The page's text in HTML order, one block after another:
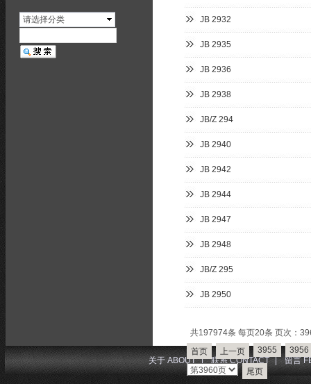
请选择分类 JB 2932
JB 2935
JB 2936
JB 2938
JB/Z 294
JB 2940
JB 2942
JB 2944
JB 2947
JB 2948
JB/Z 295
JB 2950
共197974条 每页20条 页次：
首页
上一页 3955 3956
尾页
关于 ABOUT | 联系 CONTACT 留言